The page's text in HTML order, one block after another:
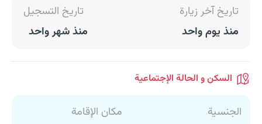
تاريخ آخر زيارة
منذ يوم واحد
تاريخ التسجيل
منذ شهر واحد
السكن و الحالة الإجتماعية
الجنسية
مكان الإقامة